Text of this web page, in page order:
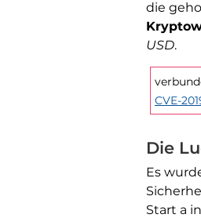
die
USD.
CVE-
Die
Es
Start a